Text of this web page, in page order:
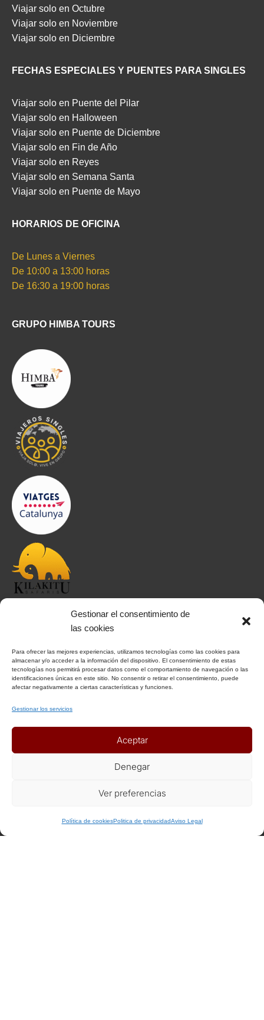
Gestionar el consentimiento de
las cookies
Para ofrecer las mejores experiencias, utilizamos tecnologías como las cookies para
almacenar y/o acceder a la información del dispositivo. El consentimiento de estas
tecnologías nos permitirá procesar datos como el comportamiento de navegación o las
identificaciones únicas en este sitio. No consentir o retirar el consentimiento, puede
afectar negativamente a ciertas características y funciones.
Gestionar los servicios
Aceptar
Denegar
Ver preferencias
Política de cookiesPolitica de privacidadAviso Legal
Viajar solo en Octubre
Viajar solo en Noviembre
Viajar solo en Diciembre
FECHAS ESPECIALES Y PUENTES PARA SINGLES
Viajar solo en Puente del Pilar
Viajar solo en Halloween
Viajar solo en Puente de Diciembre
Viajar solo en Fin de Año
Viajar solo en Reyes
Viajar solo en Semana Santa
Viajar solo en Puente de Mayo
HORARIOS DE OFICINA
De Lunes a Viernes
De 10:00 a 13:00 horas
De 16:30 a 19:00 horas
GRUPO HIMBA TOURS
INFORMACIÓN
Aviso Legal
Política de Privacidad
Política de Cookies
ENLACES DE INTERÉS
Recomendaciones de viaje del Ministerio de Exterior